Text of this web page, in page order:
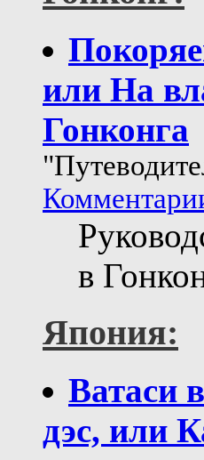
или На
Гонконга
в
Япония:
Ватаси
дэс, или